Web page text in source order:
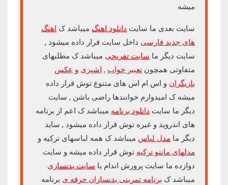
میشه
سایت بعدی ما سایت دانلود اهنگ میباشد ک اهنگ
های جدید فارسی داخل سایت قرار داده میشود ,
سایت دیگر ما سایت تفریحی میباشد ک مطلبهای
متفاوتی همچون تعبیر خواب , اشپزی و عکس
بازیگران و اس ام اس های متنوع توش قرار داده
میشه ک امیدوارم خوانندها راضی باشن , سایت
دیگر ما سایت دانلود برنامه میباشد ک اعم از برنامه
های اندروید و غیره توش قرار داده میشود , ساید
دیگر ما مدل لباس میباشد ک همه لباسهای ترکیه و
مدلهای مانتو ترکیه توش قرار داده میشه و سایت
دوازده ما سایت پرورش اندام یا سایت بدنسازی
میباشد ک برنامه تمرینی بدنسازان حرفه ی برنامه